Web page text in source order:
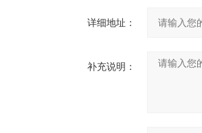
详细地址：
补充说明：